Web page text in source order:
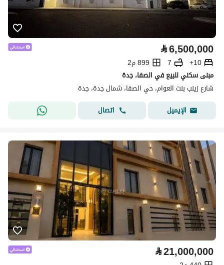
⃁6,500,000
10+
7
899 م2
مبنى سكني للبيع في الصفا، جدة
شارع زينب بنت العوام، حي الصفا، شمال جدة، جدة
الإيميل
اتصال
⃁21,000,000